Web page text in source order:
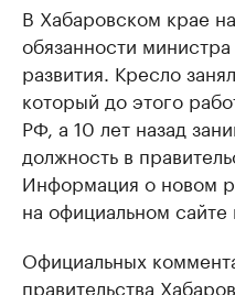
В Хабаровском крае
обязанности
развития. Кресло
который до этого
РФ, а 10 лет назад
должность в
Информация о новом
на официальном сайте
Официальных
правительства